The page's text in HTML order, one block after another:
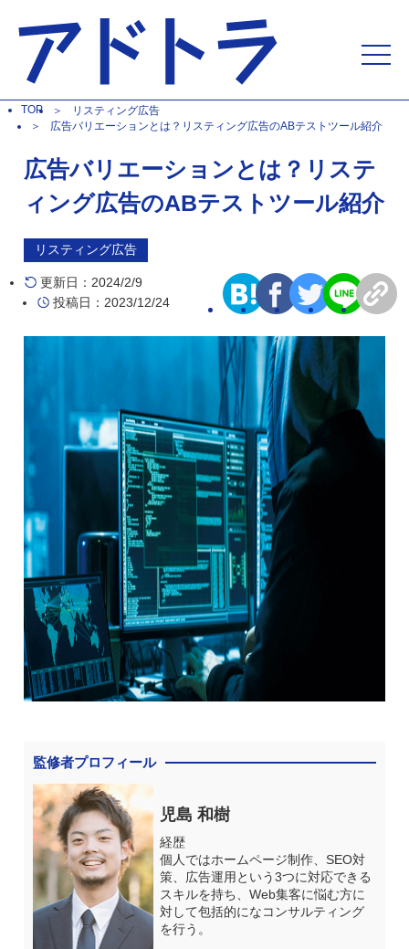
TOP
リスティング広告
広告バリエーションとは？リスティング広告のABテストツール紹介
広告バリエーションとは？リステ
ィング広告のABテストツール紹介
リスティング広告
更新日：2024/2/9
投稿日：2023/12/24
監修者プロフィール
児島 和樹
経歴
個人ではホームページ制作、SEO対
策、広告運用という3つに対応できる
スキルを持ち、Web集客に悩む方に
対して包括的になコンサルティング
を行う。